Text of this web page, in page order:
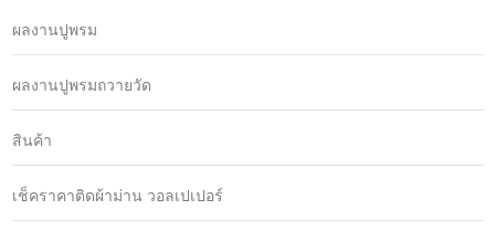
ผลงานปูพรม
ผลงานปูพรมถวายวัด
สินค้า
เช็คราคาติดผ้าม่าน วอลเปเปอร์